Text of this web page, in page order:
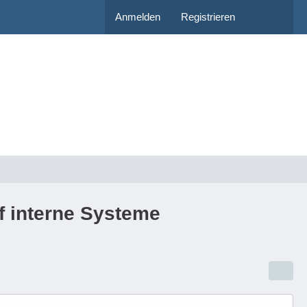
Anmelden Registrieren
interne Systeme